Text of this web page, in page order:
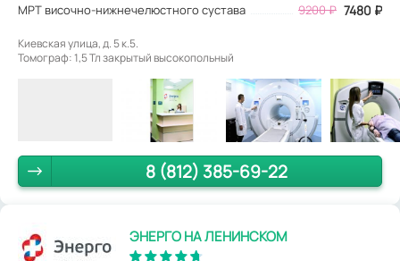
МРТ височно-нижнечелюстного сустава 9200₽ 7480 ₽
Киевская улица, д. 5 к.5.
Томограф: 1,5 Тл закрытый высокопольный
8 (812) 385-69-22
ЭНЕРГО НА ЛЕНИНСКОМ